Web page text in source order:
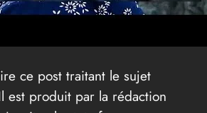
ce post traitant le sujet
est produit par la rédaction